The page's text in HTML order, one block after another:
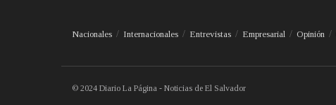
Nacionales Internacionales Entrevistas Empresarial Opinión
© 2024 Diario La Página - Noticias de El Salvador